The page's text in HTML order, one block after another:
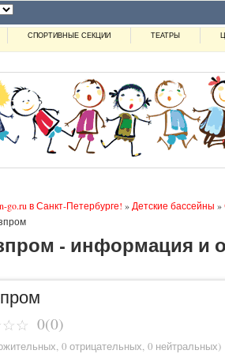
СПОРТИВНЫЕ СЕКЦИИ ТЕАТРЫ
go.ru в Санкт-Петербурге! » Детские бассейны »
- информация и
0(0)
, 0 отрицательных, 0 нейтральных)